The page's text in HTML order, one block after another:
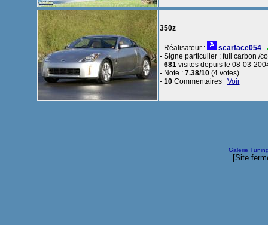
350z
- Réalisateur :
scarface054
- Signe particulier : full carbon /
- 681visites depuis le 08-03-
- Note : 7.38/10(4 votes)
- 10Commentaires Voir
Galerie
[Site